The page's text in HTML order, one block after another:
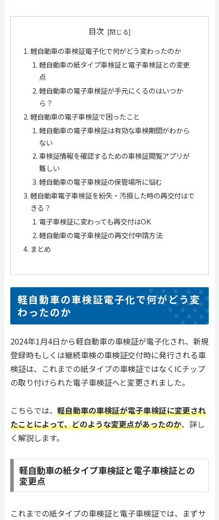
目次
軽自動車の車検証電子化で何がどう変わったのか
軽自動車の紙タイプ車検証と電子車検証との変更
点
軽自動車の電子車検証が手元にくるのはいつか
ら？
軽自動車の電子車検証で困ったこと
軽自動車の電子車検証は有効な車検期間がわから
ない
車検証情報を確認するための車検証閲覧アプリが
難しい
軽自動車の電子車検証の保管場所に悩む
軽自動車電子車検証を紛失・汚損した時の再交付はで
きる？
電子車検証に変わっても再交付はOK
軽自動車の電子車検証の再交付申請方法
まとめ
軽自動車の車検証電子化で何がどう変
わったのか
2024年1月4日から軽自動車の車検証が電子化され、新規
登録時もしくは継続車検の車検証交付時に発行される車
検証は、これまでの紙タイプの車検証ではなくICチップ
の取り付けられた電子車検証へと変更されました。
こちらでは、 軽自動車の車検証が電子車検証に変更され
たことによって、どのような変更点があったのか、詳し
く解説します。
軽自動車の紙タイプ車検証と電子車検証との
変更点
これまでの紙タイプの車検証と電子車検証では、まずサ